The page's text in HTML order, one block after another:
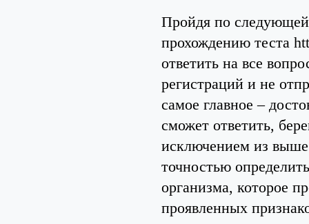
Пройдя по следующей
прохождению теста
ответить на все
регистраций и не
самое главное –
сможет ответить,
исключением из
точностью
организма, которое
проявленных